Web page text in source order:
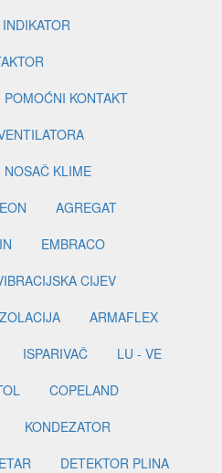
INDIKATOR
POMOĆNI KONTAKT
NOSAČ KLIME
AGREGAT
EMBRACO
CIJEV
ARMAFLEX
ISPARIVAČ
LU - VE
COPELAND
KONDEZATOR
DETEKTOR PLINA